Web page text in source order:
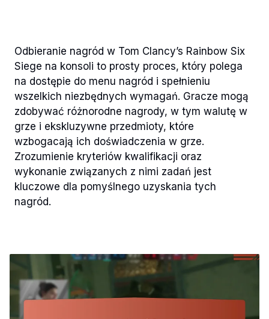
Odbieranie nagród w Tom Clancy’s Rainbow Six
Siege na konsoli to prosty proces, który polega
na dostępie do menu nagród i spełnieniu
wszelkich niezbędnych wymagań. Gracze mogą
zdobywać różnorodne nagrody, w tym walutę w
grze i ekskluzywne przedmioty, które
wzbogacają ich doświadczenia w grze.
Zrozumienie kryteriów kwalifikacji oraz
wykonanie związanych z nimi zadań jest
kluczowe dla pomyślnego uzyskania tych
nagród.